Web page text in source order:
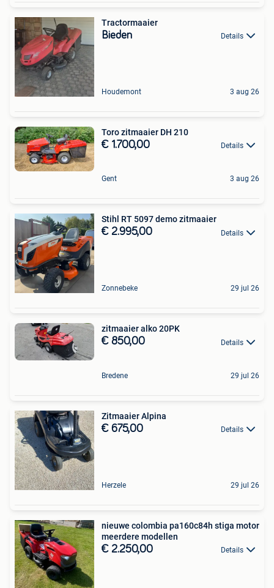
Tractormaaier
Bieden Details
Houdemont 3 aug 26
Toro zitmaaier DH 210
€ 1.700,00 Details
Gent 3 aug 26
Stihl RT 5097 demo zitmaaier
€ 2.995,00 Details
Zonnebeke 29 jul 26
zitmaaier alko 20PK
€ 850,00 Details
Bredene 29 jul 26
Zitmaaier Alpina
€ 675,00 Details
Herzele 29 jul 26
nieuwe colombia pa160c84h stiga motor
meerdere modellen
€ 2.250,00 Details